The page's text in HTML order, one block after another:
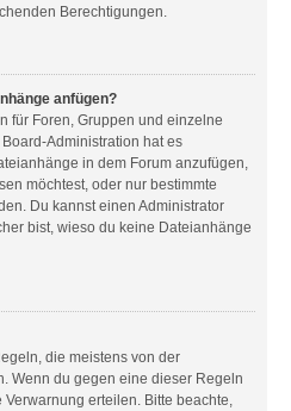
Berechtigungen.
anfügen?
für Foren, Gruppen und einzelne
Administration hat es
in dem Forum anzufügen,
möchtest, oder nur bestimmte
Du kannst einen Administrator
bist, wieso du keine Dateianhänge
die meistens von der
Wenn du gegen eine dieser Regeln
erteilen. Bitte beachte,